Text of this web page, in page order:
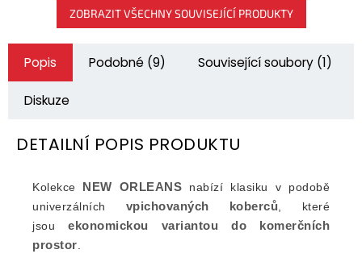
ZOBRAZIT VŠECHNY SOUVISEJÍCÍ PRODUKTY
Popis Podobné (9) Související soubory (1)
Diskuze
DETAILNÍ POPIS PRODUKTU
Kolekce NEW ORLEANS nabízí klasiku v podobě
univerzálních vpichovaných koberců, které
jsou ekonomickou variantou do komerčních
prostor.